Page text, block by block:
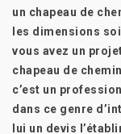
un chapeau de
les dimensions
vous avez un
chapeau de
c’est un
dans ce genre
lui un devis